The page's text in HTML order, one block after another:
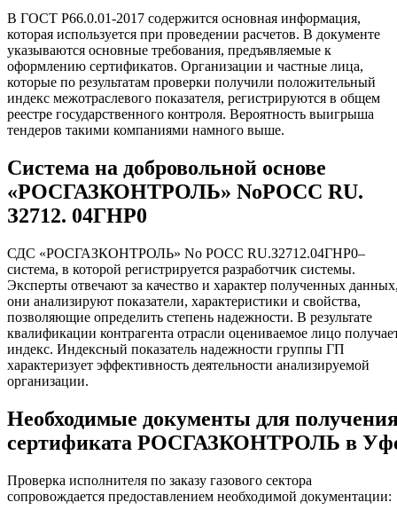
В ГОСТ Р66.0.01-2017 содержится основная информация,
которая используется при проведении расчетов. В документе
указываются основные требования, предъявляемые к
оформлению сертификатов. Организации и частные лица,
которые по результатам проверки получили положительный
индекс межотраслевого показателя, регистрируются в общем
реестре государственного контроля. Вероятность выигрыша
тендеров такими компаниями намного выше.
Система на добровольной основе
«РОСГАЗКОНТРОЛЬ» NoРОСС RU.
З2712. 04ГНР0
СДС «РОСГАЗКОНТРОЛЬ» No РОСС RU.З2712.04ГНР0–
система, в которой регистрируется разработчик системы.
Эксперты отвечают за качество и характер полученных
они анализируют показатели, характеристики и свойства,
позволяющие определить степень надежности. В результате
квалификации контрагента отрасли оцениваемое лицо
индекс. Индексный показатель надежности группы ГП
характеризует эффективность деятельности анализируемой
организации.
Необходимые документы для
сертификата РОСГАЗКОНТРОЛЬ в
Проверка исполнителя по заказу газового сектора
сопровождается предоставлением необходимой документации: